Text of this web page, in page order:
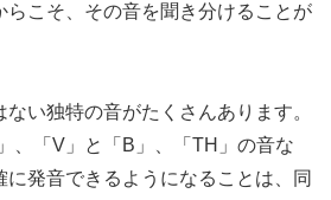
らこそ、その音を聞き分けることが
い独特の音がたくさんあります。
、「V」と「B」、「TH」の音な
に発音できるようになることは、同